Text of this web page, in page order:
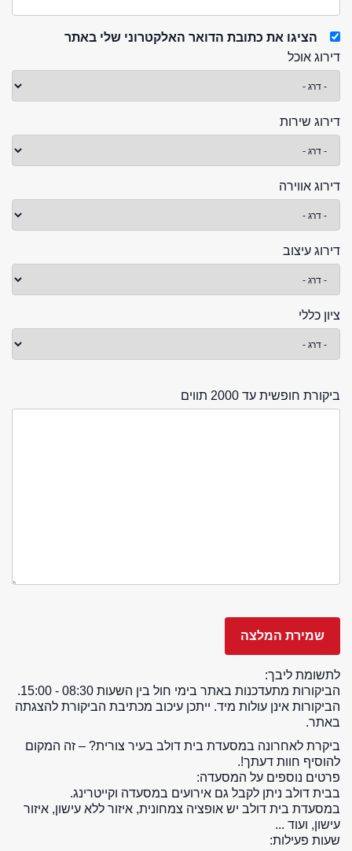
הציגו את כתובת הדואר האלקטרוני שלי באתר
דירוג אוכל
דירוג שירות
דירוג אווירה
דירוג עיצוב
ציון כללי
ביקורת חופשית עד 2000 תווים
לתשומת ליבך:
הביקורות מתעדכנות באתר בימי חול בין השעות 08:30 - 15:00.
הביקורות אינן עולות מיד. ייתכן עיכוב מכתיבת הביקורת להצגתה
באתר.
ביקרת לאחרונה במסעדת בית דולב בעיר צורית? – זה המקום
להוסיף חוות דעתך!.
פרטים נוספים על המסעדה:
בבית דולב ניתן לקבל גם אירועים במסעדה וקייטרינג.
במסעדת בית דולב יש אופציה צמחונית, איזור ללא עישון, איזור
עישון, ועוד ...
שעות פעילות: